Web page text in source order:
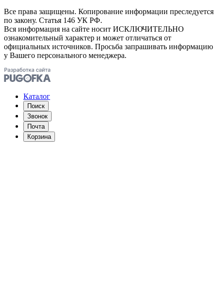
Все права защищены. Копирование информации преследуется
по закону. Статья 146 УК РФ.
Вся информация на сайте носит ИСКЛЮЧИТЕЛЬНО
ознакомительный характер и может отличаться от
официальных источников. Просьба запрашивать информацию
у Вашего персонального менеджера.
Каталог
Поиск
Звонок
Почта
Корзина